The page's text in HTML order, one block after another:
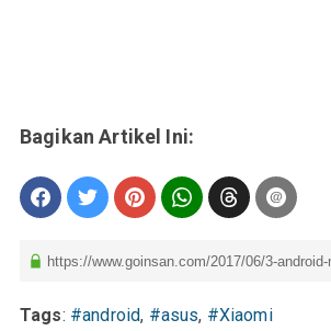
Tags: #android, #asus, #Xiaomi